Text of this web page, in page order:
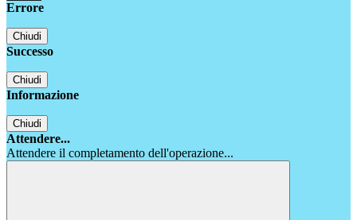
Errore
Chiudi
Successo
Chiudi
Informazione
Chiudi
Attendere...
Attendere il completamento dell'operazione...